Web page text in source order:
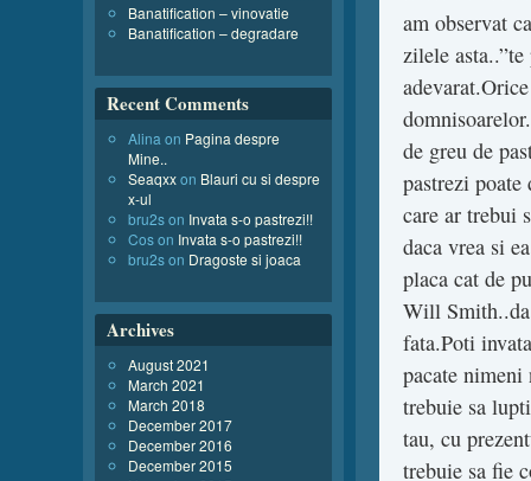
am observat
zilele
de greu de
pastrezi poate
care ar trebui
daca vrea si
placa cat de
Will
fata.Poti
pacate nimeni
trebuie sa
tau, cu
trebuie sa fie
Banatification – vinovatie
Banatification – degradare
Recent Comments
Alina on Pagina despre
Mine..
Seaqxxon Blauri cu si despre
x-ul
bru2son Invata s-o pastrezi!!
Coson Invata s-o pastrezi!!
bru2son Dragoste si joaca
Archives
August 2021
March 2021
March 2018
December 2017
December 2016
December 2015